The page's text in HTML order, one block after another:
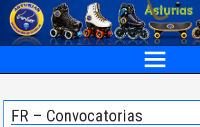
FR – Convocatorias